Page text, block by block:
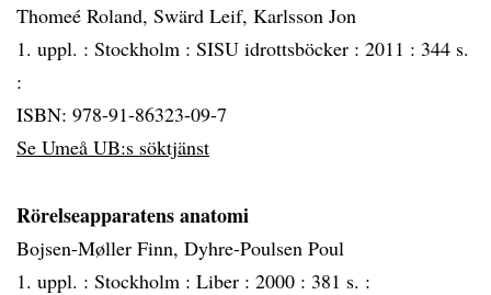
Thomeé Roland, Swärd Leif, Karlsson Jon
1. uppl. : Stockholm : SISU idrottsböcker : 2011 : 344 s.
:
ISBN: 978-91-86323-09-7
Se Umeå UB:s söktjänst
Rörelseapparatens anatomi
Bojsen-Møller Finn, Dyhre-Poulsen Poul
1. uppl. : Stockholm : Liber : 2000 : 381 s. :